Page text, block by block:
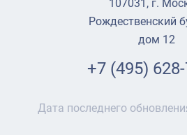
107031, г.
Рождественский
дом 12
+7 (495)
Дата последнего